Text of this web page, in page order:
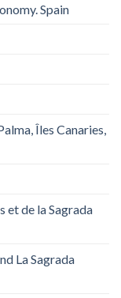
Spain
Îles Canaries,
et de la Sagrada
La Sagrada